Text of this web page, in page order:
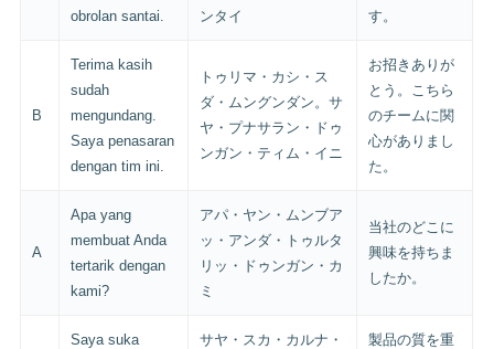
obrolan santai.
ンタイ
す。
B
Terima kasih
sudah
mengundang.
Saya penasaran
dengan tim ini.
トゥリマ・カシ・ス
ダ・ムングンダン。サ
ヤ・プナサラン・ドゥ
ンガン・ティム・イニ
お招きありが
とう。こちら
のチームに関
心がありまし
た。
A
Apa yang
membuat Anda
tertarik dengan
kami?
アパ・ヤン・ムンブア
ッ・アンダ・トゥルタ
リッ・ドゥンガン・カ
ミ
当社のどこに
興味を持ちま
したか。
Saya suka
サヤ・スカ・カルナ・
製品の質を重